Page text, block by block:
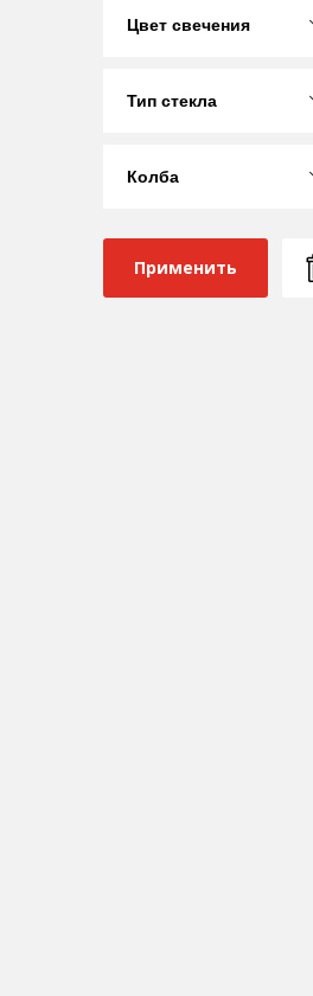
Цвет свечения
Тип стекла
Колба
Применить